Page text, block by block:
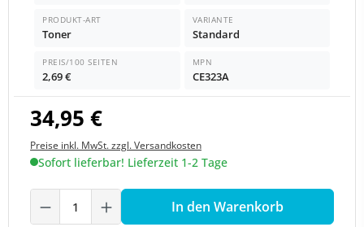
PRODUKT-ART
Toner
VARIANTE
Standard
PREIS/100 SEITEN
2,69 €
MPN
CE323A
34,95 €
Preise inkl. MwSt. zzgl. Versandkosten
Sofort lieferbar! Lieferzeit 1-2 Tage
Produkt Anzahl: Gib den
In den Warenkorb